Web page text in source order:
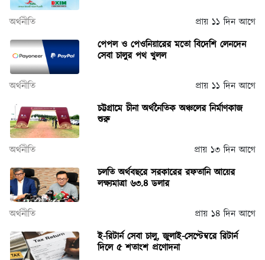
অর্থনীতি
প্রায় ১১ দিন আগে
পেপল ও পেওনিয়ারের মতো বিদেশি লেনদেন
সেবা চালুর পথ খুলল
অর্থনীতি
প্রায় ১১ দিন আগে
চট্টগ্রামে চীনা অর্থনৈতিক অঞ্চলের নির্মাণকাজ
শুরু
অর্থনীতি
প্রায় ১৩ দিন আগে
চলতি অর্থবছরে সরকারের রফতানি আয়ের
লক্ষ্যমাত্রা ৬৩.৪ ডলার
অর্থনীতি
প্রায় ১৪ দিন আগে
ই-রিটার্ন সেবা চালু, জুলাই-সেপ্টেম্বরে রিটার্ন
দিলে ৫ শতাংশ প্রণোদনা